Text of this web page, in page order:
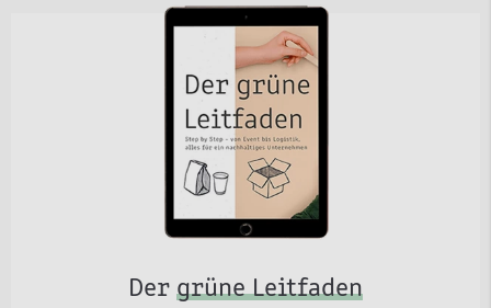
Der grüne Leitfaden